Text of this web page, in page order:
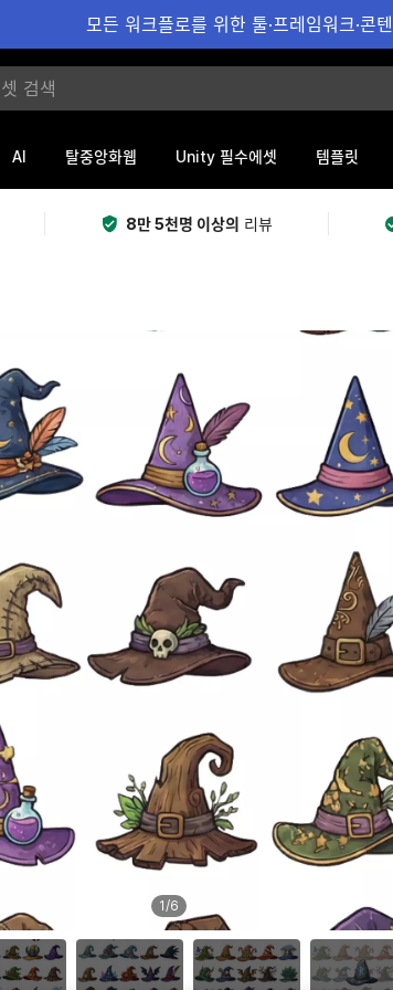
모든 워크플로를 위한 툴·프레임워크·
AI 탈중앙화웹 Unity 필수에셋 템플릿
8만 5천명 이상의 리뷰
1/6